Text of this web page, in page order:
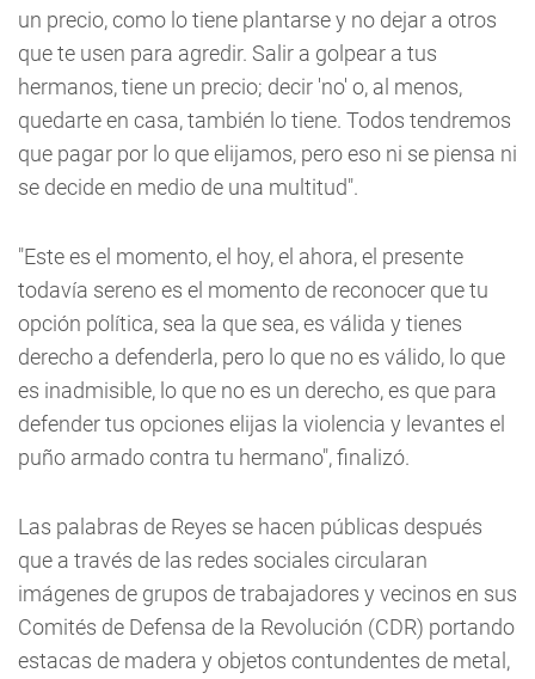
un precio, como lo tiene plantarse y no dejar a otros
que te usen para agredir. Salir a golpear a tus
hermanos, tiene un precio; decir 'no' o, al menos,
quedarte en casa, también lo tiene. Todos tendremos
que pagar por lo que elijamos, pero eso ni se piensa ni
se decide en medio de una multitud".
"Este es el momento, el hoy, el ahora, el presente
todavía sereno es el momento de reconocer que tu
opción política, sea la que sea, es válida y tienes
derecho a defenderla, pero lo que no es válido, lo que
es inadmisible, lo que no es un derecho, es que para
defender tus opciones elijas la violencia y levantes el
puño armado contra tu hermano", finalizó.
Las palabras de Reyes se hacen públicas después
que a través de las redes sociales circularan
imágenes de grupos de trabajadores y vecinos en sus
Comités de Defensa de la Revolución (CDR) portando
estacas de madera y objetos contundentes de metal,